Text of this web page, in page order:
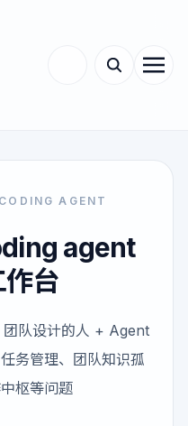
CODING AGENT
agent
台
队设计的人 + Agent
务管理、团队知识孤
枢等问题